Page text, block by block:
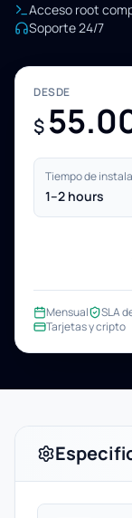
Acceso root
Soporte 24/7
DESDE
$
Tiempo de
1–2 hours
Mensual
SLA
Tarjetas y cripto